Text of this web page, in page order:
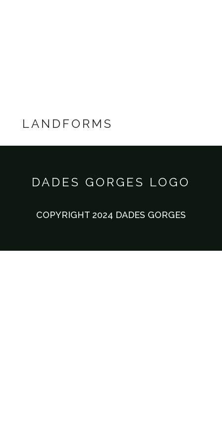
LANDFORMS
DADES GORGES LOGO
COPYRIGHT 2024 DADES GORGES